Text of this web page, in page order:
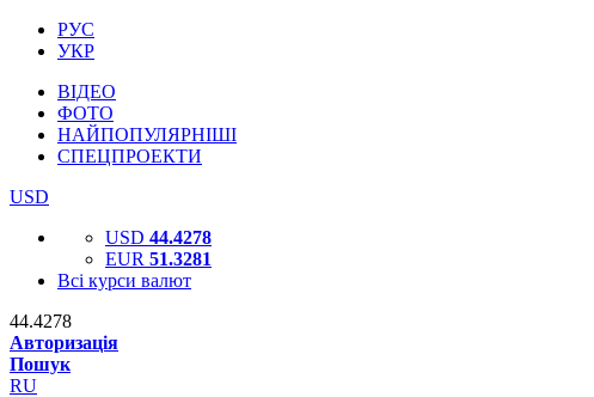
РУС
УКР
ВІДЕО
ФОТО
НАЙПОПУЛЯРНІШІ
СПЕЦПРОЕКТИ
USD
USD 44.4278
EUR 51.3281
Всі курси валют
44.4278
Авторизація
Пошук
RU